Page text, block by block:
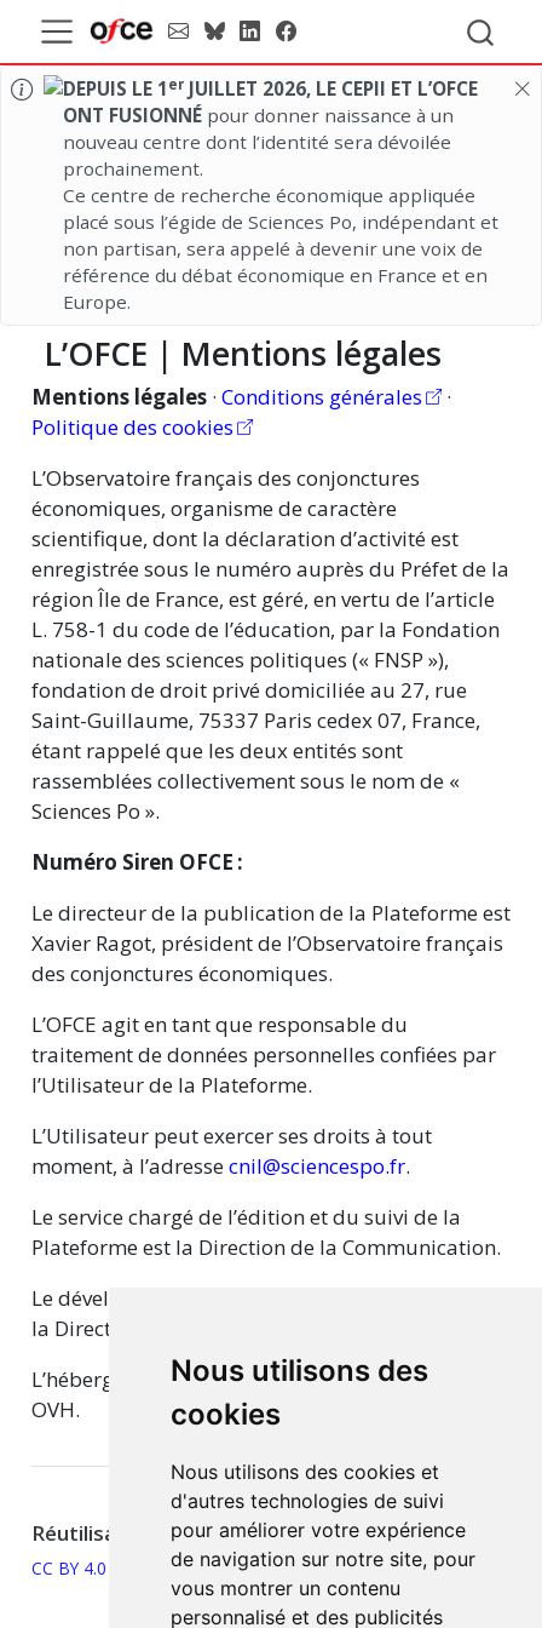
Nous utilisons des
cookies
Nous utilisons des cookies et
d'autres technologies de suivi
pour améliorer votre expérience
de navigation sur notre site, pour
vous montrer un contenu
personnalisé et des publicités
DEPUIS LE 1 erJUILLET 2026, LE CEPII ET L’OFCE
ONT FUSIONNÉpour donner naissance à un
nouveau centre dont l’identité sera dévoilée
prochainement.
Ce centre de recherche économique appliquée
placé sous l’égide de Sciences Po, indépendant et
non partisan, sera appelé à devenir une voix de
référence du débat économique en France et en
Europe.
L’OFCE | Mentions légales
Mentions légales· Conditions générales
·
Politique des cookies
L’Observatoire français des conjonctures
économiques, organisme de caractère
scientifique, dont la déclaration d’activité est
enregistrée sous le numéro auprès du Préfet de la
région Île de France, est géré, en vertu de l’article
L. 758-1 du code de l’éducation, par la Fondation
nationale des sciences politiques (« FNSP »),
fondation de droit privé domiciliée au 27, rue
Saint-Guillaume, 75337 Paris cedex 07, France,
étant rappelé que les deux entités sont
rassemblées collectivement sous le nom de «
Sciences Po ».
Numéro Siren OFCE :
Le directeur de la publication de la Plateforme est
Xavier Ragot, président de l’Observatoire français
des conjonctures économiques.
L’OFCE agit en tant que responsable du
traitement de données personnelles confiées par
l’Utilisateur de la Plateforme.
L’Utilisateur peut exercer ses droits à tout
moment, à l’adressecnil@sciencespo.fr.
Le service chargé de l’édition et du suivi de la
Plateforme est la Direction de la Communication.
Le développement de la Plateforme est assuré par
la Direction des systèmes d’information.
L’hébergement de la Plateforme est assuré par
OVH.
Réutilisation
CC BY 4.0